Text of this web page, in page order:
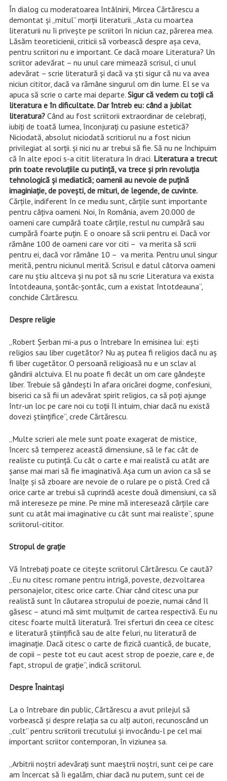
În dialog cu moderatoarea întâlnirii, Mircea Cărtărescu a
demontat şi „mitul” morţii literaturii. „Asta cu moartea
literaturii nu îi priveşte pe scriitori în niciun caz, părerea mea.
Lăsăm teoreticienii, criticii să vorbească despre aşa ceva,
pentru scriitori nu e important. Ce dacă moare Literatura? Un
scriitor adevărat – nu unul care mimează scrisul, ci unul
adevărat – scrie literatură şi dacă va şti sigur că nu va avea
niciun cititor, dacă va rămâne singurul om din lume. El se va
apuca să scrie o carte mai departe. Sigur că vedem cu toţii că
literatura e în dificultate. Dar întreb eu: când a jubilat
literatura?Când au fost scriitorii extraordinar de celebraţi,
iubiţi de toată lumea, înconjuraţi cu pasiune estetică?
Niciodată, absolut niciodată scritiorul nu a fost niciun
privilegiat al sorţii. şi nici nu ar trebui să fie. Să nu ne închipuim
că în alte epoci s-a citit literatura în draci. Literatura a trecut
prin toate revoluţiile cu putinţă, va trece şi prin revoluţia
tehnologică şi mediatică; oamenii au nevoie de puţină
imaginiaţie, de poveşti, de mituri, de legende, de cuvinte.
Cărţile, indiferent în ce mediu sunt, cărţile sunt importante
pentru câţiva oameni. Noi, în România, avem 20.000 de
oameni care cumpără toate cărţile, restul nu cumpără sau
cumpără foarte puţin. E o onoare să scrii pentru ei. Dacă vor
rămâne 100 de oameni care vor citi – va merita să scrii
pentru ei, dacă vor rămâne 10 – va merita. Pentru unul singur
merită, pentru niciunul merită. Scrisul e datul câtorva oameni
care nu ştiu altceva şi nu pot să nu scrie Literatura va exista
întotdeauna, şontâc-şontâc, cum a existat întotdeauna”,
conchide Cărtărescu.
Despre religie
„Robert Şerban mi-a pus o întrebare în emisinea lui: eşti
religios sau liber cugetător? Nu aş putea fi religios dacă nu aş
fi liber cugetător. O persoană religioasă nu e un sclav al
gândirii alctuiva. El nu poate fi decât un om care gândeşte
liber. Trebuie să gândeşti în afara oricărei dogme, confesiuni,
biserici ca să fii un adevărat spirit religios, ca să poţi ajunge
într-un loc pe care noi cu toţii îl intuim, chiar dacă nu există
dovezi ştiinţifice”, crede Cărtărescu.
„Multe scrieri ale mele sunt poate exagerat de mistice,
încerc să temperez această dimensiune, să le fac cât de
realiste cu putinţă. Cu cât o carte e mai realistă cu atât are
şanse mai mari să fie imaginativă. Aşa cum un avion ca să se
înalţe şi să zboare are nevoie de o rulare pe o pistă. Cred că
orice carte ar trebui să cuprindă aceste două dimensiuni, ca să
mă intereseze pe mine. Pe mine mă interesează cărţile care
sunt cu atât mai imaginative cu cât sunt mai realiste”, spune
scriitorul-cititor.
Stropul de graţie
Vă întrebaţi poate ce citeşte scriitorul Cărtărescu. Ce caută?
„Eu nu citesc romane pentru intrigă, poveste, dezvoltarea
personajelor, citesc orice carte. Chiar când citesc una pur
realistă sunt în căutarea stropului de poezie, numai când îl
găsesc – atunci mă simt mulţumit de cartea respectivă. Eu nu
citesc foarte multă literatură. Trei sferturi din ceea ce citesc
e literatură ştiinţifică sau de alte feluri, nu literatură de
imaginaţie. Dacă citesc o carte de fizică cuantică, de bucate,
de copii – peste tot eu caut acest strop de poezie, care e, de
fapt, stropul de graţie”, indică scriitorul.
Despre Înaintaşi
La o întrebare din public, Cărtărescu a avut prilejul să
vorbească şi despre relaţia sa cu alţi autori, recunoscând un
„cult” pentru scriitorii trecutului şi invocându-l pe cel mai
important scriitor contemporan, în viziunea sa.
„Arbitrii noştri adevăraţi sunt maeştrii noştri, sunt cei pe care
am încercat să îi egalăm, chiar dacă nu putem, sunt cei de